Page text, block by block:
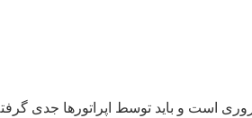
است و باید توسط اپراتورها جدی